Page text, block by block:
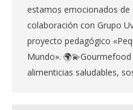
estamos emocionados
colaboración con Grupo
proyecto pedagógico
Mundo».
alimenticias saludables,